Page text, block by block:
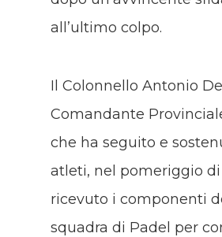
all’ultimo colpo.
Il Colonnello Antonio
Comandante
che ha seguito e
atleti, nel pomeriggio
ricevuto i componenti
squadra di Padel per